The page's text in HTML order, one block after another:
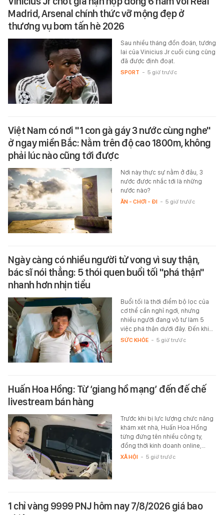
Madrid, Arsenal chính thức vỡ mộng đẹp ở
thương vụ bom tấn hè 2026
Sau nhiều tháng đồn đoán, tương
lai của Vinicius Jr cuối cùng cũng
đã được định đoạt.
SPORT - 5 giờ trước
Việt Nam có nơi "1 con gà gáy 3 nước cùng nghe"
ở ngay miền Bắc: Nằm trên độ cao 1800m, không
phải lúc nào cũng tới được
Nơi này thực sự nằm ở đâu, 3
nước được nhắc tới là những
nước nào?
ĂN - CHƠI - ĐI - 5 giờ trước
Ngày càng có nhiều người tử vong vì suy thận,
bác sĩ nói thẳng: 5 thói quen buổi tối "phá thận"
nhanh hơn nhịn tiểu
Buổi tối là thời điểm bộ lọc của
cơ thể cần nghỉ ngơi, nhưng
nhiều người đang vô tư làm 5
việc phá thận dưới đây. Đến khi…
SỨC KHỎE - 5 giờ trước
Huấn Hoa Hồng: Từ ‘giang hồ mạng’ đến đế chế
livestream bán hàng
Trước khi bị lực lượng chức năng
khám xét nhà, Huấn Hoa Hồng
từng đứng tên nhiều công ty,
đồng thời kinh doanh online,…
XÃ HỘI - 5 giờ trước
1 chỉ vàng 9999 PNJ hôm nay 7/8/2026 giá bao